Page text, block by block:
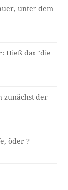
unter dem
Hieß das "die
zunächst der
öder ?